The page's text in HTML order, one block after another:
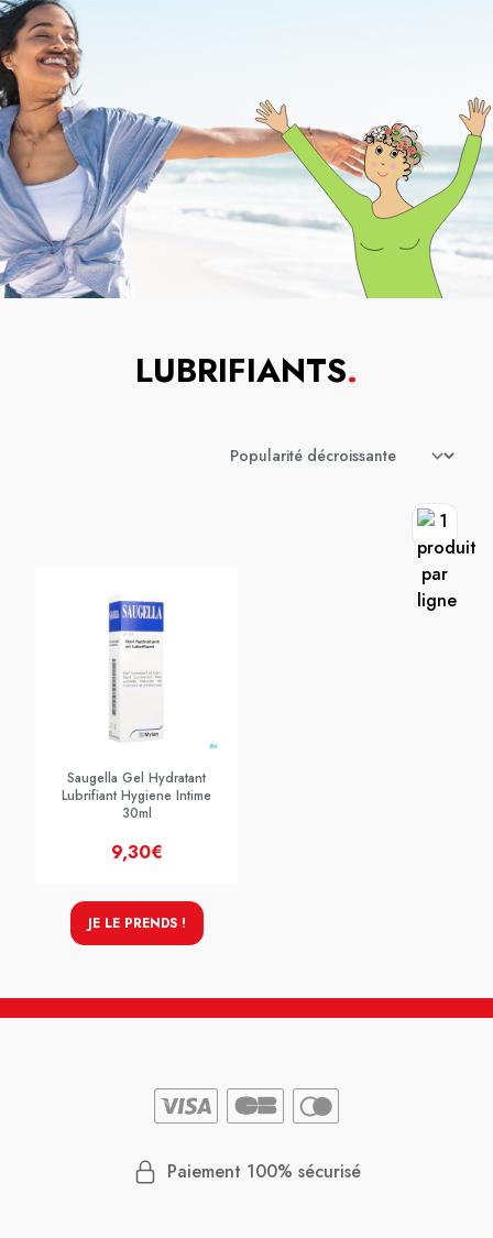
LUBRIFIANTS.
Saugella Gel Hydratant
Lubrifiant Hygiene Intime
30ml
9,30€
JE LE PRENDS !
Paiement 100% sécurisé